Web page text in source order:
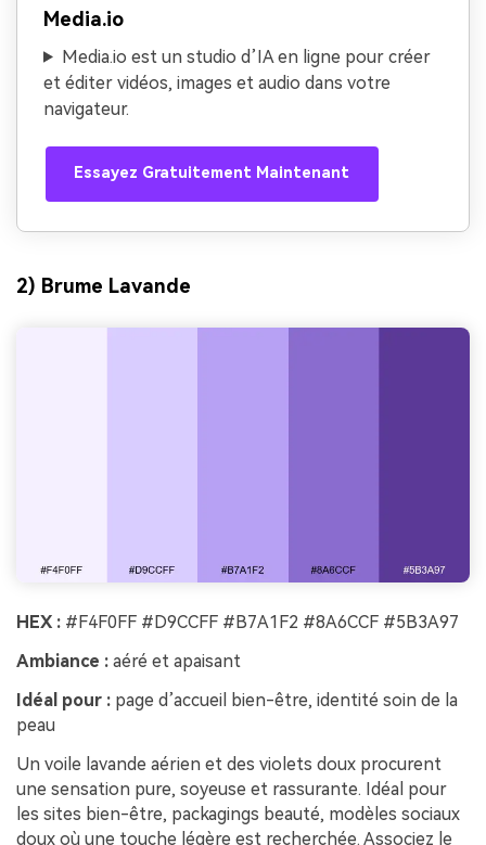
Media.io
Media.io est un studio d’IA en ligne pour créer
et éditer vidéos, images et audio dans votre
navigateur.
Essayez Gratuitement Maintenant
2) Brume Lavande
HEX : #F4F0FF #D9CCFF #B7A1F2 #8A6CCF #5B3A97
Ambiance : aéré et apaisant
Idéal pour : page d’accueil bien-être, identité soin de la
peau
Un voile lavande aérien et des violets doux procurent
une sensation pure, soyeuse et rassurante. Idéal pour
les sites bien-être, packagings beauté, modèles sociaux
doux où une touche légère est recherchée. Associez le